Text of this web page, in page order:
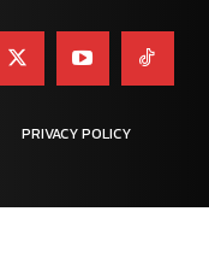
PRIVACY POLICY